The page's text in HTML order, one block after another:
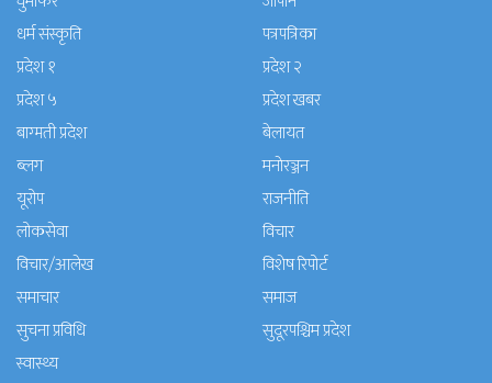
धर्म संस्कृति
पत्रपत्रिका
प्रदेश १
प्रदेश २
प्रदेश ५
प्रदेश खबर
बाग्मती प्रदेश
बेलायत
ब्लग
मनाेरञ्जन
यूरोप
राजनीति
लोकसेवा
विचार
विचार/आलेख
विशेष रिपोर्ट
समाचार
समाज
सुचना प्रविधि
सुदूरपश्चिम प्रदेश
स्वास्थ्य